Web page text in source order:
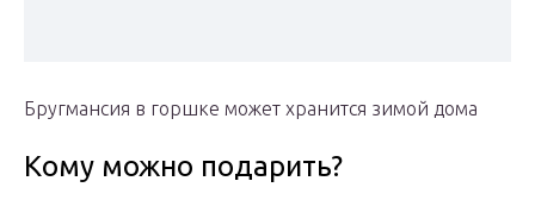
Бругмансия в горшке может хранится зимой дома
Кому можно подарить?